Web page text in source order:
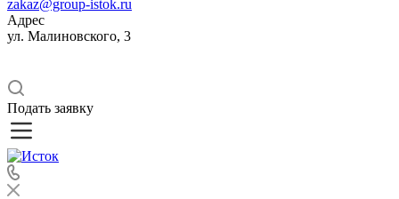
zakaz@group-istok.ru
Адрес
ул. Малиновского, 3
Подать заявку